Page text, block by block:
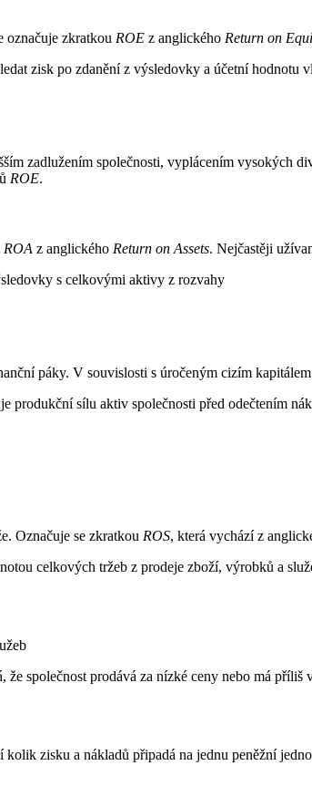
označuje zkratkou ROE z anglického Return on
zisk po zdanění z výsledovky a účetní hodnotu
zadlužením společnosti, vyplácením vysokých
ROE.
ROA z anglického Return on Assets. Nejčastěji
s celkovými aktivy z rozvahy
páky. V souvislosti s úročeným cizím
produkční sílu aktiv společnosti před odečtením
Označuje se zkratkou ROS, která vychází z
celkových tržeb z prodeje zboží, výrobků a
společnost prodává za nízké ceny nebo má
zisku a nákladů připadá na jednu peněžní